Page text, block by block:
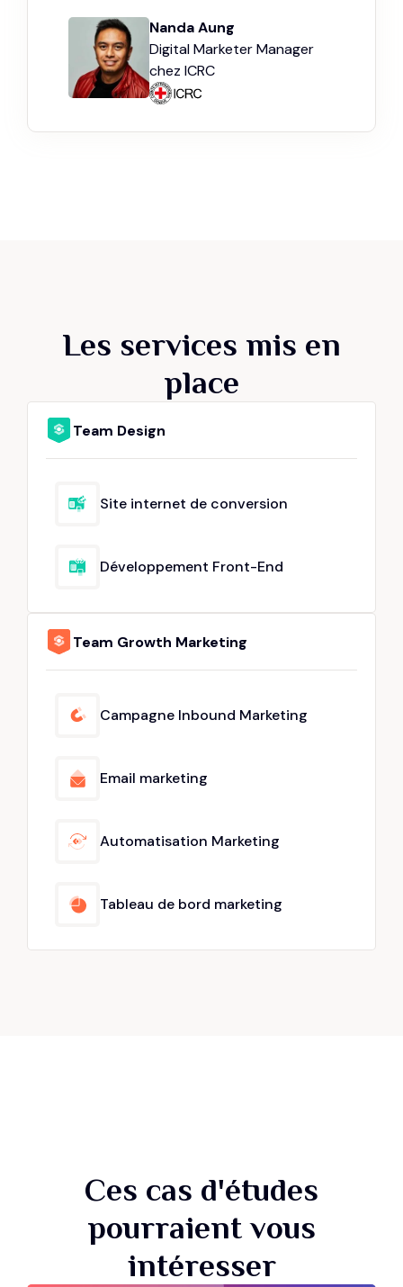
Nanda Aung
Digital Marketer Manager
chez ICRC
Les services mis en
place
Team Design
Site internet de conversion
Développement Front-End
Team Growth Marketing
Campagne Inbound Marketing
Email marketing
Automatisation Marketing
Tableau de bord marketing
Ces cas d'études
pourraient vous
intéresser